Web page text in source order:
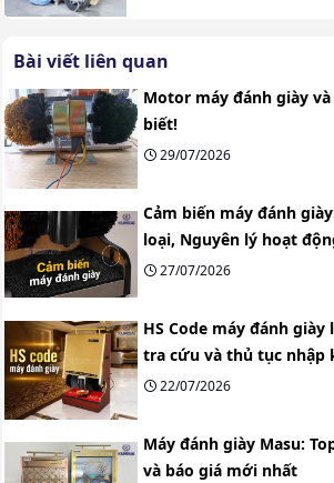
Bài viết liên quan
Motor máy đánh giày
biết!
29/07/2026
Cảm biến máy đánh
loại, Nguyên lý hoạt
27/07/2026
HS Code máy đánh giày
tra cứu và thủ tục nhập
22/07/2026
Máy đánh giày Masu:
và báo giá mới nhất